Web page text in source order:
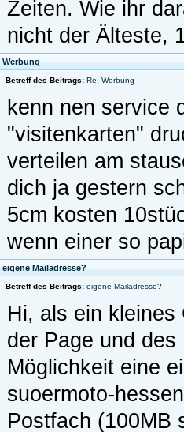
Zeiten. Wie ihr
nicht der Älteste,
Werbung
Betreff des Beitrags: Re: Werbung
kenn nen service
"visitenkarten"
verteilen am
dich ja gestern
5cm kosten
wenn einer so
eigene Mailadresse?
Betreff des Beitrags: eigene Mailadresse?
Hi, als ein
der Page und
Möglichkeit eine
suoermoto-
Postfach (100MB